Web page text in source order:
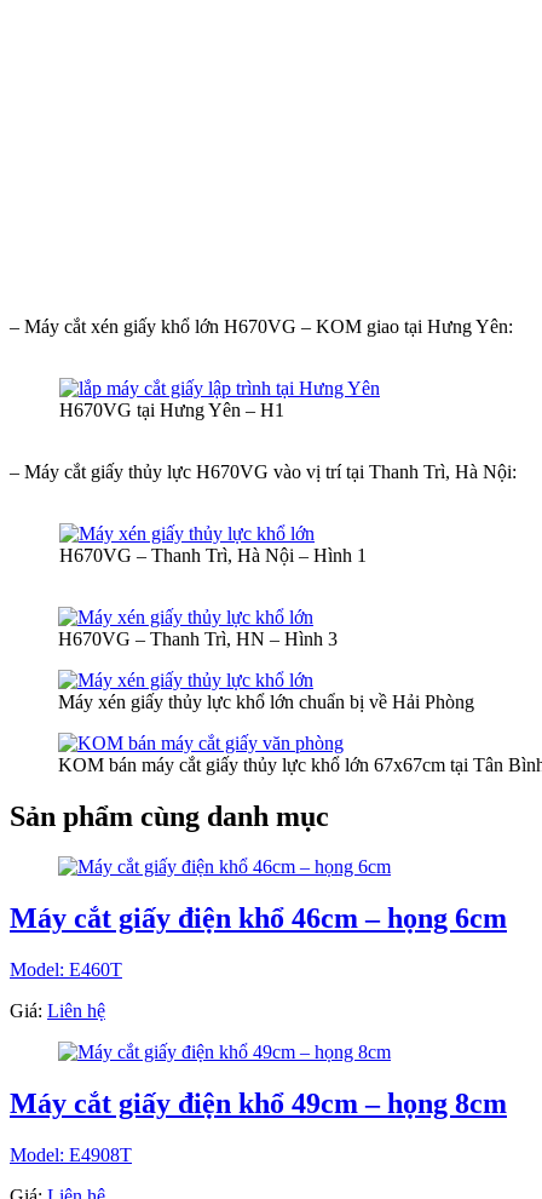
– Máy cắt xén giấy khổ lớn H670VG – KOM giao tại Hưng Yên:
H670VG tại Hưng Yên – H1
– Máy cắt giấy thủy lực H670VG vào vị trí tại Thanh Trì, Hà Nội:
H670VG – Thanh Trì, Hà Nội – Hình 1
H670VG – Thanh Trì, HN – Hình 3
Máy xén giấy thủy lực khổ lớn chuẩn bị về Hải Phòng
KOM bán máy cắt giấy thủy lực khổ lớn 67x67cm tại Tân
Sản phẩm cùng danh mục
Máy cắt giấy điện khổ 46cm – họng 6cm
Model: E460T
Giá: Liên hệ
Máy cắt giấy điện khổ 49cm – họng 8cm
Model: E4908T